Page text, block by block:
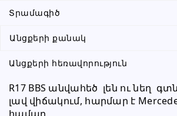
Տրամագիծ
Անցքերի քանակ
Անցքերի հեռավորություն
R17 BBS անվահեծ  լեն ու նեղ
լավ վիճակում, հարմար է